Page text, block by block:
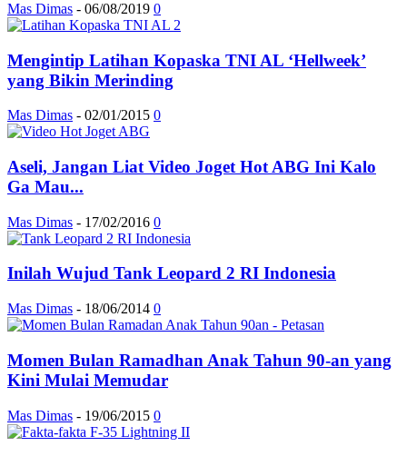
Mas Dimas - 06/08/2019 0
Mengintip Latihan Kopaska TNI AL ‘Hellweek’
yang Bikin Merinding
Mas Dimas - 02/01/2015 0
Aseli, Jangan Liat Video Joget Hot ABG Ini Kalo
Ga Mau...
Mas Dimas - 17/02/2016 0
Inilah Wujud Tank Leopard 2 RI Indonesia
Mas Dimas - 18/06/2014 0
Momen Bulan Ramadhan Anak Tahun 90-an yang
Kini Mulai Memudar
Mas Dimas - 19/06/2015 0